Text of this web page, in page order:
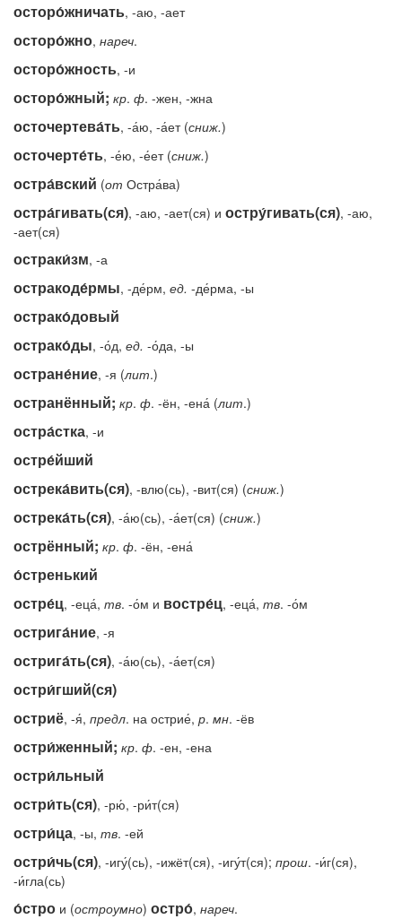
осторо́жничать, -аю, -ает
осторо́жно, нареч.
осторо́жность, -и
осторо́жный; кр. ф. -жен, -жна
осточертева́ть, -а́ю, -а́ет (сниж.)
осточерте́ть, -е́ю, -е́ет (сниж.)
остра́вский (от Остра́ва)
остра́гивать(ся), -аю, -ает(ся) и остру́гивать(ся), -аю,
-ает(ся)
остраки́зм, -а
остракоде́рмы, -де́рм, ед. -де́рма, -ы
острако́довый
острако́ды, -о́д, ед. -о́да, -ы
остране́ние, -я (лит.)
остранённый; кр. ф. -ён, -ена́ (лит.)
остра́стка, -и
остре́йший
острека́вить(ся), -влю(сь), -вит(ся) (сниж.)
острека́ть(ся), -а́ю(сь), -а́ет(ся) (сниж.)
острённый; кр. ф. -ён, -ена́
о́стренький
остре́ц, -еца́, тв. -о́м и востре́ц, -еца́, тв. -о́м
острига́ние, -я
острига́ть(ся), -а́ю(сь), -а́ет(ся)
остри́гший(ся)
остриё, -я́, предл. на острие́, р. мн. -ёв
остри́женный; кр. ф. -ен, -ена
остри́льный
остри́ть(ся), -рю́, -ри́т(ся)
остри́ца, -ы, тв. -ей
остри́чь(ся), -игу́(сь), -ижёт(ся), -игу́т(ся); прош. -и́г(ся),
-и́гла(сь)
о́стро и (остроумно) остро́, нареч.